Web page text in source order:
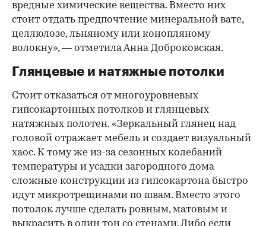
вредные химические вещества. Вместо них
стоит отдать предпочтение минеральной вате,
целлюлозе, льняному или конопляному
волокну», — отметила Анна Доброковская.
Глянцевые и натяжные потолки
Стоит отказаться от многоуровневых
гипсокартонных потолков и глянцевых
натяжных полотен. «Зеркальный глянец над
головой отражает мебель и создает визуальный
хаос. К тому же из-за сезонных колебаний
температуры и усадки загородного дома
сложные конструкции из гипсокартона быстро
идут микротрещинами по швам. Вместо этого
потолок лучше сделать ровным, матовым и